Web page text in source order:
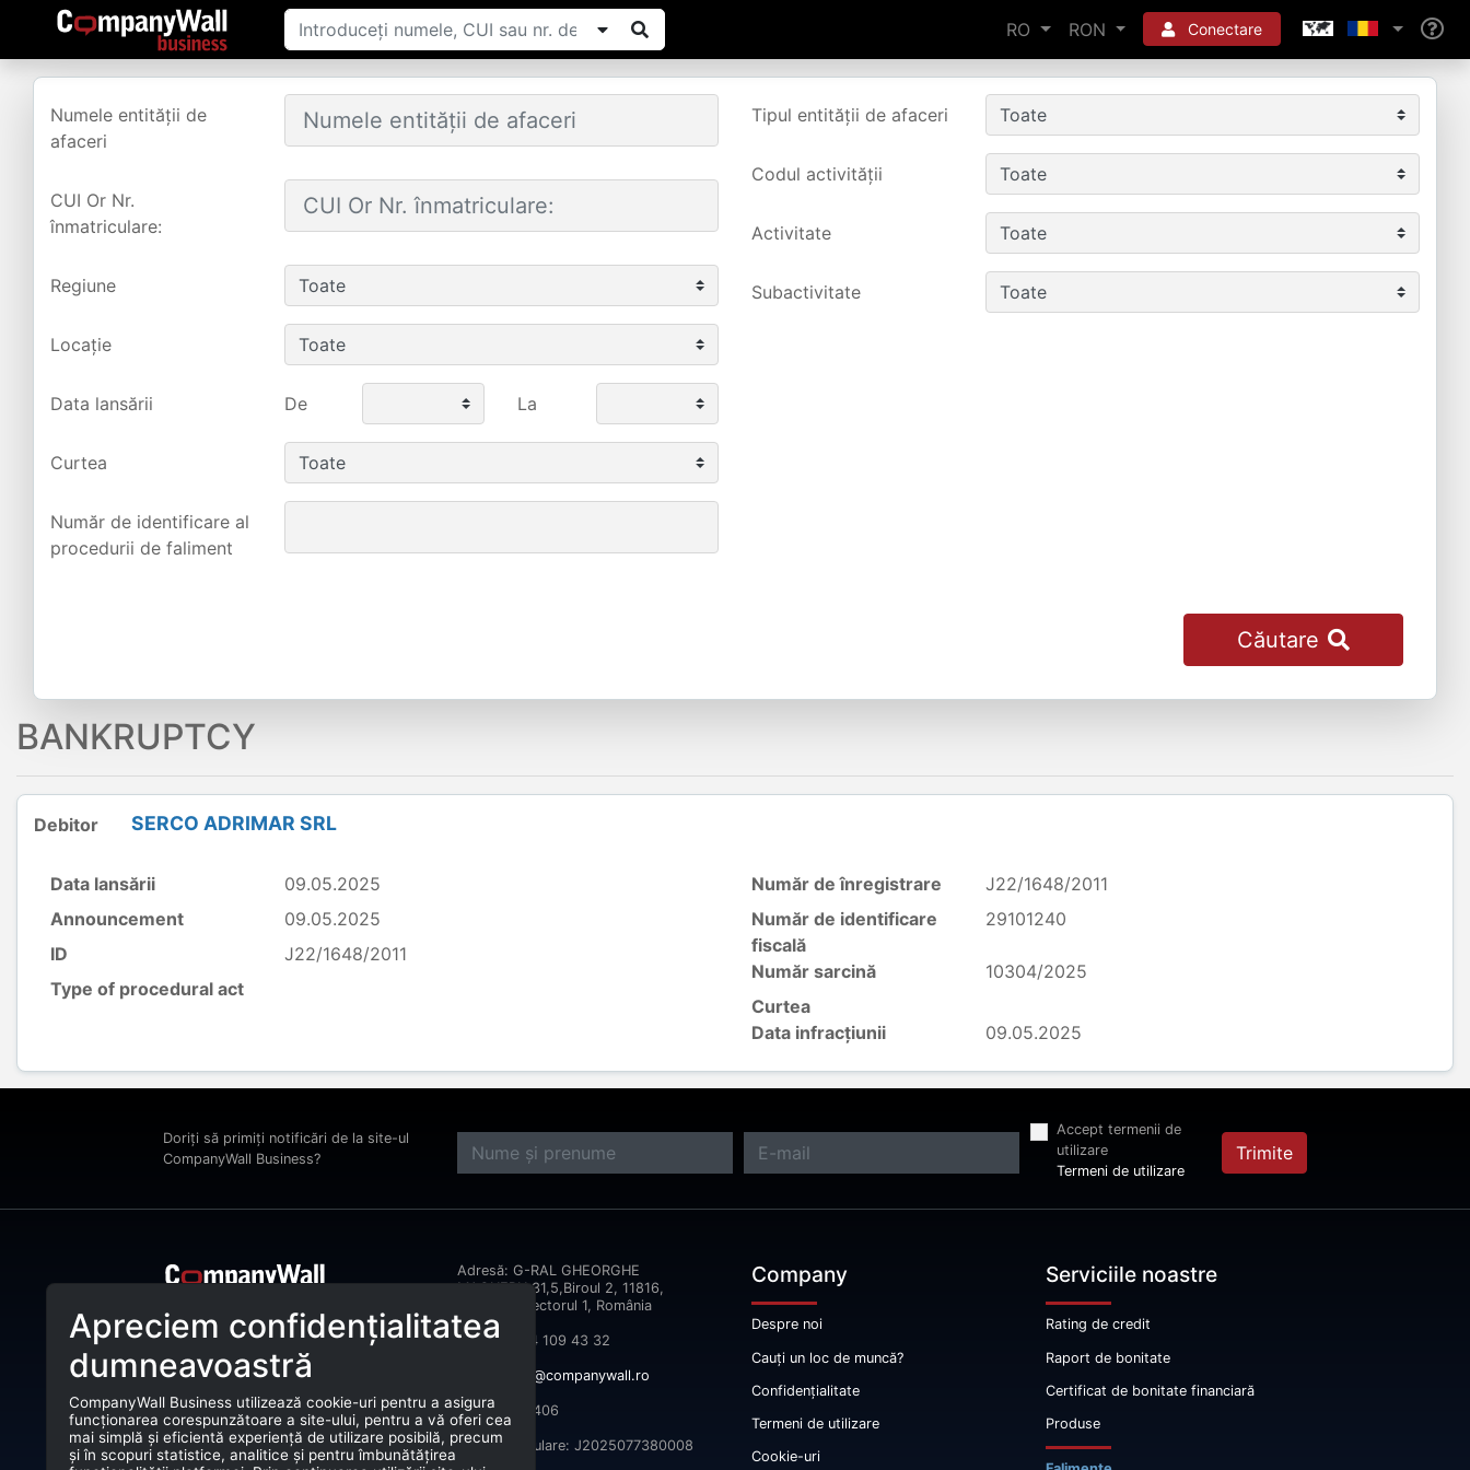
RO RON Conectare
Numele entității de
afaceri
CUI Or Nr.
înmatriculare:
Regiune
Locație
Tipul entității de afaceri
Codul activității
Activitate
Subactivitate
Data lansării De La
Curtea
Număr de identificare al
procedurii de faliment
Căutare
BANKRUPTCY
Debitor SERCO ADRIMAR SRL
Data lansării
09.05.2025
Announcement
09.05.2025
ID
J22/1648/2011
Type of procedural act
Număr de înregistrare
J22/1648/2011
Număr de identificare
fiscală
29101240
Număr sarcină
10304/2025
Curtea
Data infracțiunii
09.05.2025
Doriți să primiți notificări de la site-ul
CompanyWall Business?
Accept termenii de
utilizare
Termeni de utilizare
Trimite
CompanyWall Business ajută entitățile
de afaceri încă din anul 2025 să își
îmbunătățească activitatea prin
identificarea și conectarea cu clienții
potriviți.
CompanyWall Business © 2026
Adresă: G-RAL GHEORGHE
MAGHERU,31,5,Biroul 2, 11816,
Bucureşti Sectorul 1, România
Telefon: 074 109 43 32
info@companywall.ro
CUI: 52665406
Nr. înmatriculare: J2025077380008
Company
Despre noi
Cauți un loc de muncă?
Confidențialitate
Termeni de utilizare
Cookie-uri
Serviciile noastre
Rating de credit
Raport de bonitate
Certificat de bonitate financiară
Produse
Apreciem confidențialitatea
dumneavoastră
CompanyWall Business utilizează cookie-uri pentru a asigura
funcționarea corespunzătoare a site-ului, pentru a vă oferi cea
mai simplă și eficientă experiență de utilizare posibilă, precum
și în scopuri statistice, analitice și pentru îmbunătățirea